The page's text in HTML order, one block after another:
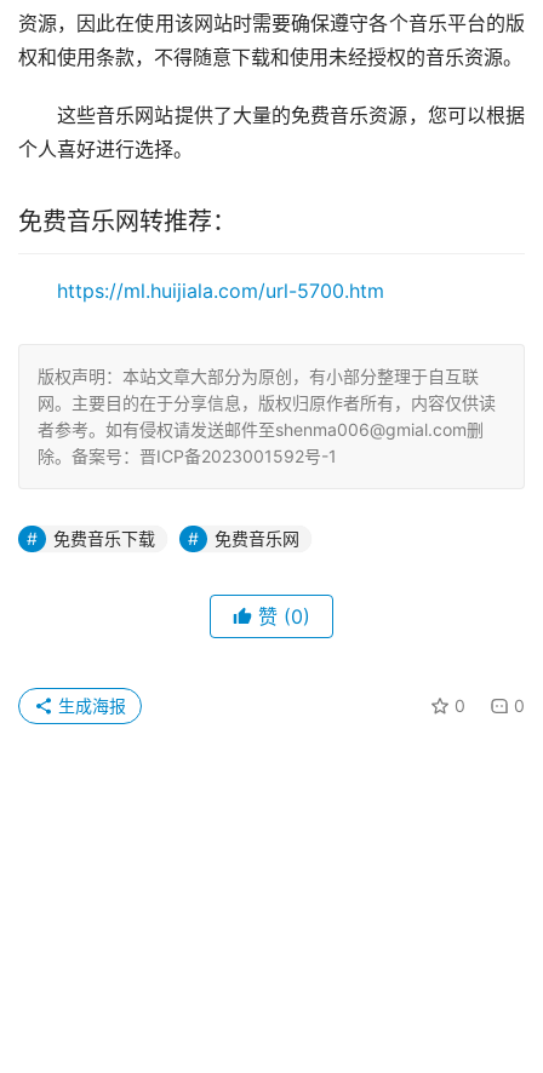
资源，因此在使用该网站时需要确保遵守各个音乐平台的版
权和使用条款，不得随意下载和使用未经授权的音乐资源。
这些音乐网站提供了大量的免费音乐资源，您可以根据
个人喜好进行选择。
免费音乐网转推荐：
https://ml.huijiala.com/url-5700.htm
版权声明：本站文章大部分为原创，有小部分整理于自互联
网。主要目的在于分享信息，版权归原作者所有，内容仅供读
者参考。如有侵权请发送邮件至shenma006@gmial.com删
除。备案号：晋ICP备2023001592号-1
免费音乐下载 免费音乐网
赞 (0)
0 0
生成海报